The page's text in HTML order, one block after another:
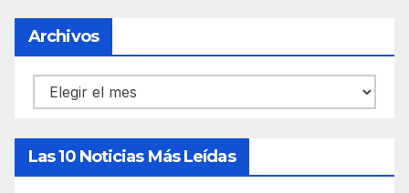
Archivos
Archivos
Las 10 Noticias Más Leídas